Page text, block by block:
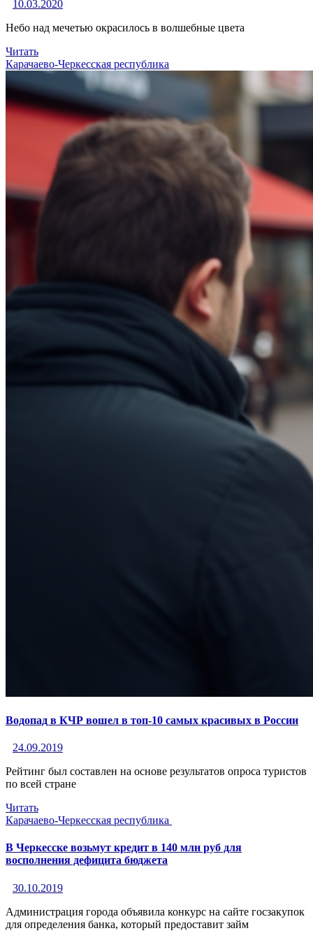
10.03.2020
Небо над мечетью окрасилось в волшебные цвета
Читать
Карачаево-Черкесская республика
Водопад в КЧР вошел в топ-10 самых красивых в России
24.09.2019
Рейтинг был составлен на основе результатов опроса туристов
по всей стране
Читать
Карачаево-Черкесская республика
В Черкесске возьмут кредит в 140 млн руб для
восполнения дефицита бюджета
30.10.2019
Администрация города объявила конкурс на сайте госзакупок
для определения банка, который предоставит займ